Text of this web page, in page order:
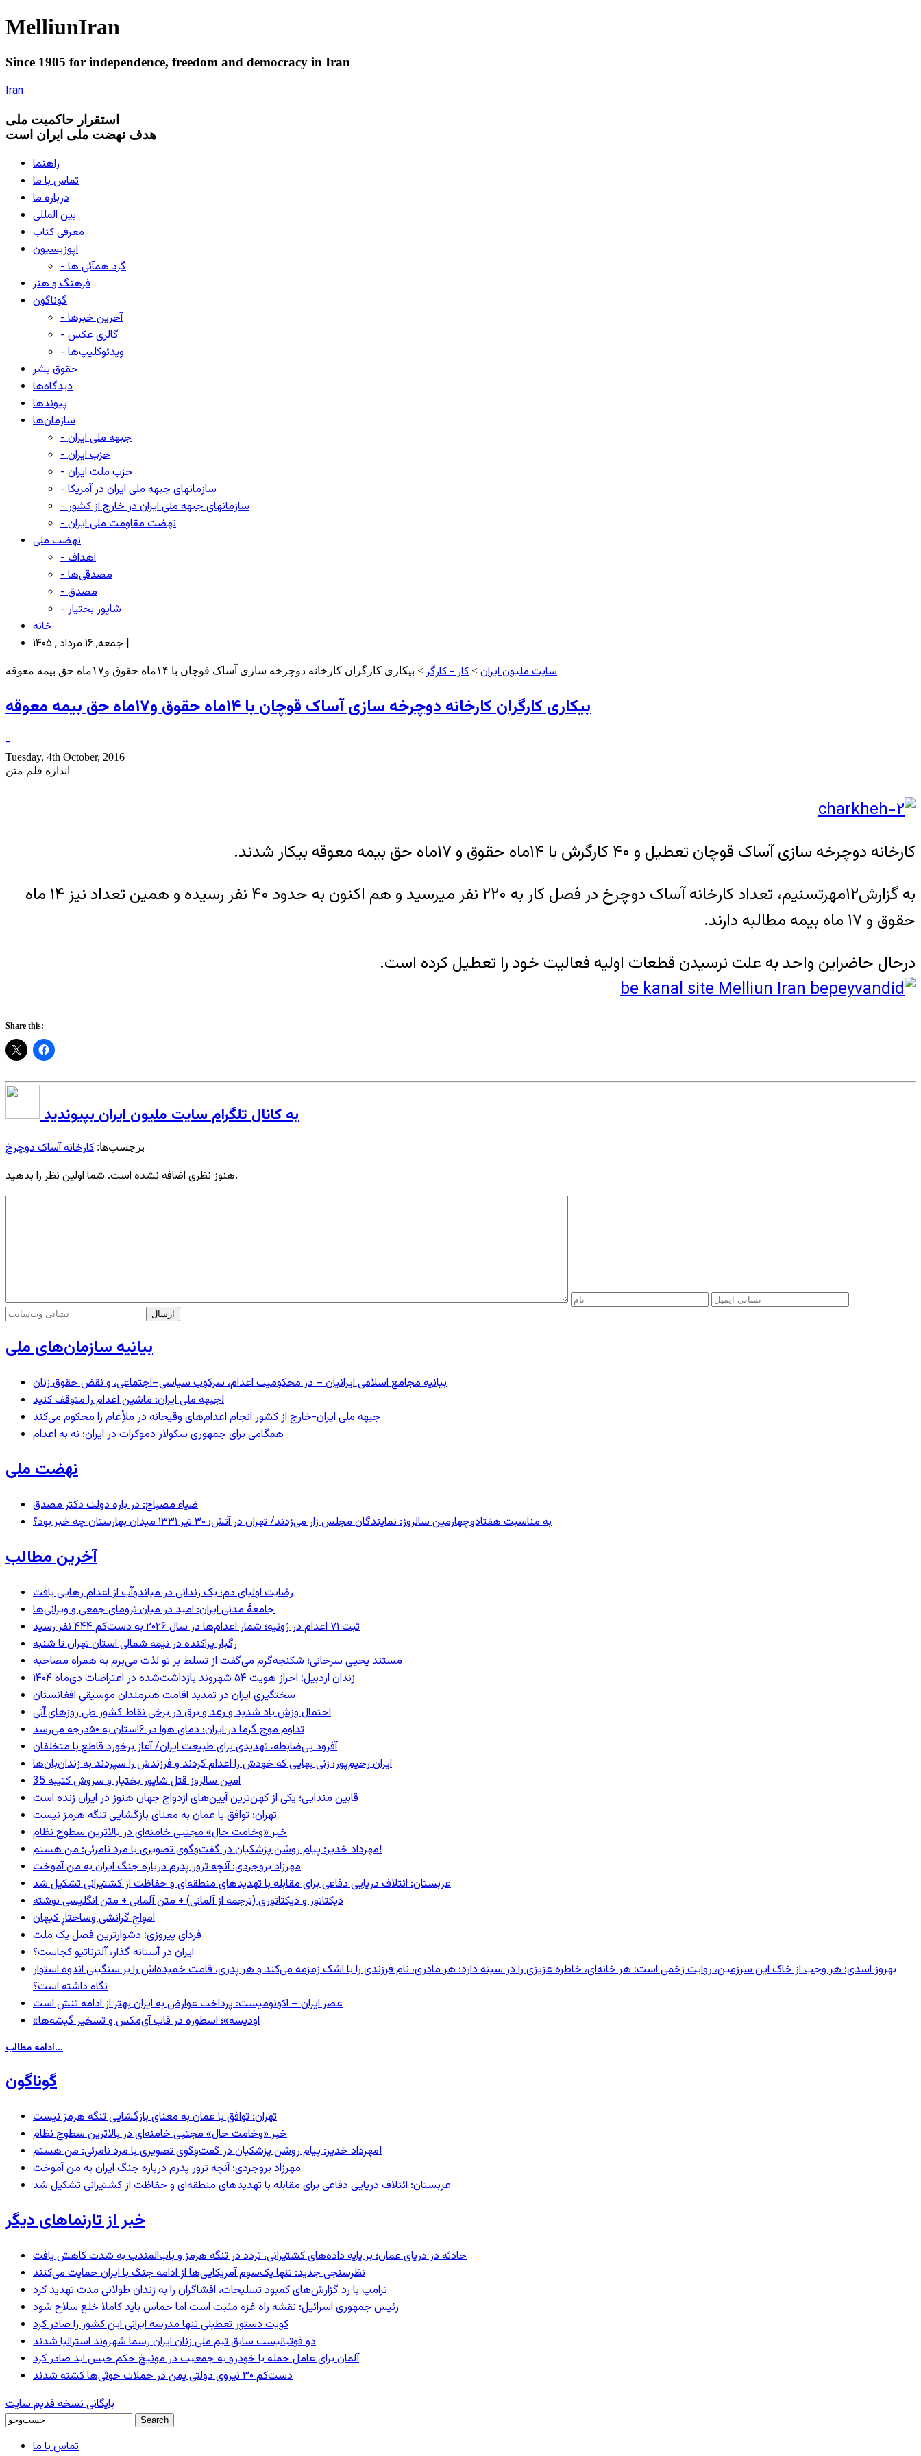
MelliunIran
Since 1905 for independence, freedom and democracy in Iran
Iran
استقرار حاکميت ملی
هدف نهضت ملی ایران است
راهنما
تماس با ما
درباره ما
بین المللی
معرفی کتاب
اپوزیسیون
- گرد همآئی ها
فرهنگ و هنر
گوناگون
- آخرین خبرها
- گالری عکس
- ویدئوکلیپ‌ها
حقوق بشر
دیدگاه‌ها
پیوندها
سازمان‌ها
- جبهه ملی ایران
- حزب ایران
- حزب ملت ایران
- سازمانهای جبهه ملی ایران در آمریکا
- سازمانهای جبهه ملی ایران در خارج از کشور
- نهضت مقاومت ملی ایران
نهضت ملی
- اهداف
- مصدقی‌ها
- مصدق
- شاپور بختیار
خانه
جمعه, ۱۶ مرداد , ۱۴۰۵ |
سایت ملیون ایران > کار - کارگر > بیکاری کارگران کارخانه دوچرخه سازی آساک قوچان با ۱۴ماه حقوق و۱۷ماه حق بیمه معوقه
بیکاری کارگران کارخانه دوچرخه سازی آساک قوچان با ۱۴ماه حقوق و۱۷ماه حق بیمه معوقه
-
Tuesday, 4th October, 2016
اندازه قلم متن
کارخانه دوچرخه سازی آساک قوچان تعطیل و ۴۰ کارگرش با ۱۴ماه حقوق و ۱۷ماه حق بیمه معوقه بیکار شدند.
به گزارش۱۲مهرتسنیم، تعداد کارخانه آساک دوچرخ در فصل کار به ۲۲۰ نفر میرسید و هم اکنون به حدود ۴۰ نفر رسیده و همین تعداد نیز ۱۴ ماه
حقوق و ۱۷ ماه بیمه مطالبه دارند.
درحال حاضراین واحد به علت نرسیدن قطعات اولیه فعالیت خود را تعطیل کرده است.
Share this:
به کانال تلگرام سایت ملیون ایران بپیوندید
برچسب‌ها: کارخانه آساک دوچرخ
هنوز نظری اضافه نشده است. شما اولین نظر را بدهید.
بیانیه سازمان‌های ملی
بیانیه مجامع اسلامی ایرانیان – در محکومیت اعدام، سرکوب سیاسی–اجتماعی، و نقض حقوق زنان
جبهه ملی ایران: ماشین اعدام را متوقف کنید!
جبهه ملی ایران-خارج از کشور انجام اعدام‌های وقیحانه در ملأِعام را محکوم می‌کند
همگامی برای جمهوری سکولار دموکرات در ایران: نه به اعدام
نهضت ملی
ضیاء مصباح: در باره دولت دکتر مصدق
به مناسبت هفتادوچهارمین سالروز: نمایندگان مجلس زار می‌زدند/ تهران در آتش؛ ۳۰ تیر ۱۳۳۱ میدان بهارستان چه خبر بود؟
آخرین مطالب
رضایت اولیای دم؛ یک زندانی در میاندوآب از اعدام رهایی یافت
جامعهٔ مدنی ایران: امید در میان ترومای جمعی و ویرانی‌ها
ثبت ۷۱ اعدام در ژوئیه؛ شمار اعدام‌ها در سال ۲۰۲۶ به دست‌کم ۴۴۴ نفر رسید
رگبار پراکنده در نیمه شمالی استان تهران تا شنبه
مستند یحیی سرخانی؛ شکنجه‌گرم می‌گفت از تسلط بر تو لذت می‌برم به همراه مصاحبه
زندان اردبیل؛ احراز هویت ۵۴ شهروند بازداشت‌شده در اعتراضات دی‌ماه ۱۴۰۴
سختگیری ایران در تمدید اقامت هنرمندان موسیقی افغانستان
احتمال وزش باد شدید و رعد و برق در برخی نقاط کشور طی روزهای آتی
تداوم موج گرما در ایران؛ دمای هوا در ۶استان به ۵۰درجه می‌رسد
آفرود بی‌ضابطه، تهدیدی برای طبیعت ایران/ آغاز برخورد قاطع با متخلفان
ایران رحیم‌پور؛ زنی بهایی که خودش را اعدام کردند و فرزندش را سپردند به زندان‌بان‌ها
35 امین سالروز قتل شاپور بختیار و سروش کتیبه
قابین مندایی؛ یکی از کهن‌ترین آیین‌های ازدواج جهان هنوز در ایران زنده است
تهران: توافق با عمان به معنای بازگشایی تنگه هرمز نیست
خبر «وخامت حال» مجتبی خامنه‌ای در بالاترین سطوح نظام
مهرداد خدیر: پیام روشن پزشکیان در گفت‌و‌گوی تصویری با مرد نامرئی: من هستم!
مهرزاد بروجردی: آنچه ترور پدرم درباره جنگ ایران به من آموخت
عربستان: ائتلاف دریایی دفاعی برای مقابله با تهدیدهای منطقه‌ای و حفاظت از کشتیرانی تشکیل شد
دیکتاتور و دیکتاتوری (ترجمه از آلمانی) + متن آلمانی + متن انگلیسی نوشته
‌امواجِ گرانشی وساختارِ کیهان
فردای پیروزی؛ دشوارترین فصل یک ملت
ایران در آستانه گذار، آلترناتیو کجاست؟
بهروز اسدی: هر وجب از خاک‌ این سرزمین، روایت زخمی است؛ هر خانه‌ای، خاطره عزیزی را در سینه دارد؛ هر مادری، نام فرزندی را با اشک زمزمه می‌کند و هر پدری، قامت خمیده‌اش را بر سنگینی اندوه استوار
نگاه داشته است؟
عصر ایران – اکونومیست: پرداخت عوارض به ایران بهتر از ادامه تنش است
«اودیسه»؛ اسطوره در قاب آی‌مکس و تسخیر گیشه‌ها
ادامه مطالب...
گوناگون
تهران: توافق با عمان به معنای بازگشایی تنگه هرمز نیست
خبر «وخامت حال» مجتبی خامنه‌ای در بالاترین سطوح نظام
مهرداد خدیر: پیام روشن پزشکیان در گفت‌و‌گوی تصویری با مرد نامرئی: من هستم!
مهرزاد بروجردی: آنچه ترور پدرم درباره جنگ ایران به من آموخت
عربستان: ائتلاف دریایی دفاعی برای مقابله با تهدیدهای منطقه‌ای و حفاظت از کشتیرانی تشکیل شد
خبر از تارنماهای دیگر
حادثه در دریای عمان؛ بر پایه داده‌های کشتیرانی، تردد در تنگه هرمز و باب‌المندب به شدت کاهش یافت
نظرسنجی جدید: تنها یک‌سوم آمریکایی‌ها از ادامه جنگ با ایران حمایت می‌کنند
ترامپ با رد گزارش‌های کمبود تسلیحات، افشاگران را به زندان طولانی مدت تهدید کرد
رئیس‌ جمهوری اسرائیل: نقشه راه غزه مثبت است اما حماس باید کاملا خلع سلاح شود
کویت دستور تعطیلی تنها مدرسه ایرانی این کشور را صادر کرد
دو فوتبالیست سابق تیم ملی زنان ایران رسما شهروند استرالیا شدند
آلمان برای عامل حمله با خودرو به جمعیت در مونیخ حکم حبس ابد صادر کرد
دست‌کم ۳۰ نیروی دولتی یمن در حملات حوثی‌ها کشته شدند
بایگانی نسخه قدیم سایت
تماس با ما